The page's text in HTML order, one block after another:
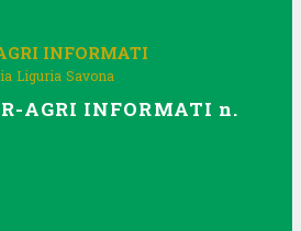
INFORMATI
Liguria Savona
AGRI INFORMATI n.